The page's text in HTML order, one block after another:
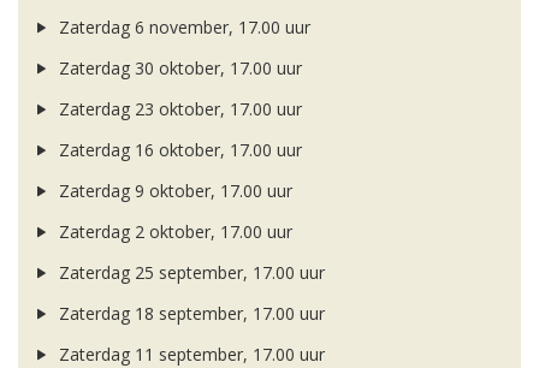
Zaterdag 6 november, 17.00 uur
Zaterdag 30 oktober, 17.00 uur
Zaterdag 23 oktober, 17.00 uur
Zaterdag 16 oktober, 17.00 uur
Zaterdag 9 oktober, 17.00 uur
Zaterdag 2 oktober, 17.00 uur
Zaterdag 25 september, 17.00 uur
Zaterdag 18 september, 17.00 uur
Zaterdag 11 september, 17.00 uur